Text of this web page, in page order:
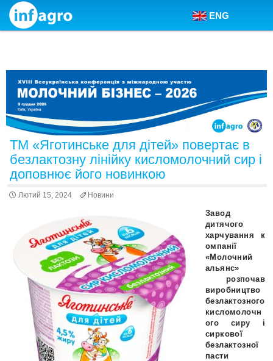
Skip to content
ENG
ТМ «Яготинське для дітей» повертає в
безлактозну лінійку кисломолочний сир і
доповнює його новинкою
Лютий 15, 2024 Новини
Завод
дитячого
харчування к
омпанії
«Молочний
альянс»
розпочав
виробництво
безлактозного
кисломолочн
ого сиру і
сиркової
безлактозної
пасти